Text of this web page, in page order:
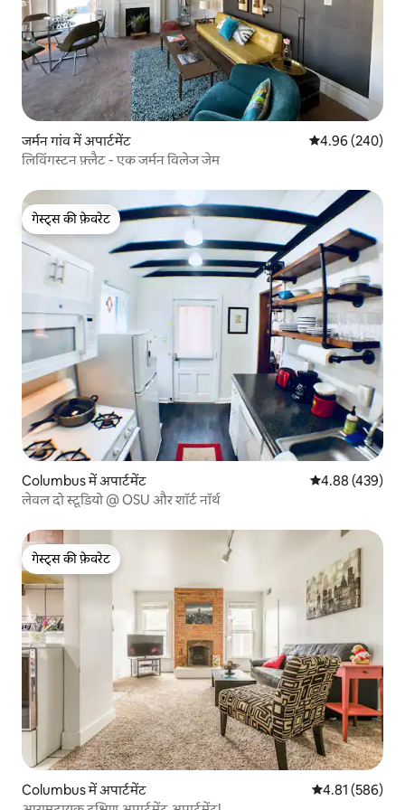
जर्मन गांव में अपार्टमेंट औसत रेटिंग 5 में से
4.96 (240)
लिविंगस्टन फ़्लैट - एक जर्मन विलेज जेम
गेस्ट्स की फ़ेवरेट
गेस्ट्स की फ़ेवरेट
Columbus में अपार्टमेंट औसत रेटिंग 5 में से
4.88 (439)
लेवल दो स्टूडियो @ OSU और शॉर्ट नॉर्थ
गेस्ट्स की फ़ेवरेट
गेस्ट्स की फ़ेवरेट
Columbus में अपार्टमेंट औसत रेटिंग 5 में से
4.81 (586)